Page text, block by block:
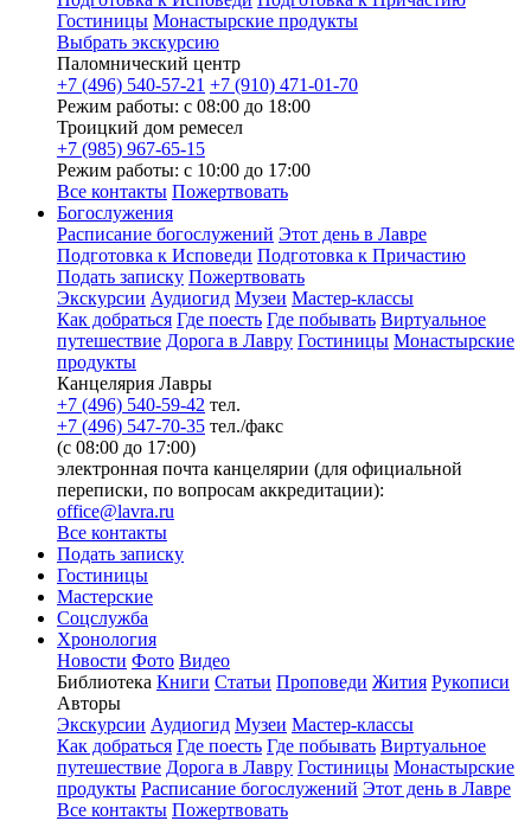
Гостиницы Монастырские продукты
Выбрать экскурсию
Паломнический центр
+7 (496) 540-57-21 +7 (910) 471-01-70
Режим работы: с 08:00 до 18:00
Троицкий дом ремесел
+7 (985) 967-65-15
Режим работы: с 10:00 до 17:00
Все контакты Пожертвовать
Богослужения
Расписание богослужений Этот день в Лавре
Подготовка к Исповеди Подготовка к Причастию
Подать записку Пожертвовать
Экскурсии Аудиогид Музеи Мастер-классы
Как добраться Где поесть Где побывать Виртуальное
путешествие Дорога в Лавру Гостиницы Монастырские
продукты
Канцелярия Лавры
+7 (496) 540-59-42 тел.
+7 (496) 547-70-35 тел./факс
(с 08:00 до 17:00)
электронная почта канцелярии (для официальной
переписки, по вопросам аккредитации):
office@lavra.ru
Все контакты
Подать записку
Гостиницы
Мастерские
Соцслужба
Хронология
Новости Фото Видео
Библиотека Книги Статьи Проповеди Жития Рукописи
Авторы
Экскурсии Аудиогид Музеи Мастер-классы
Как добраться Где поесть Где побывать Виртуальное
путешествие Дорога в Лавру Гостиницы Монастырские
продукты Расписание богослужений Этот день в Лавре
Все контакты Пожертвовать